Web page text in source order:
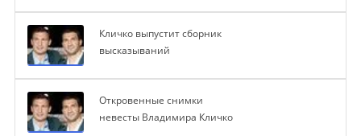
Кличко выпустит сборник
высказываний
Откровенные снимки
невесты Владимира Кличко